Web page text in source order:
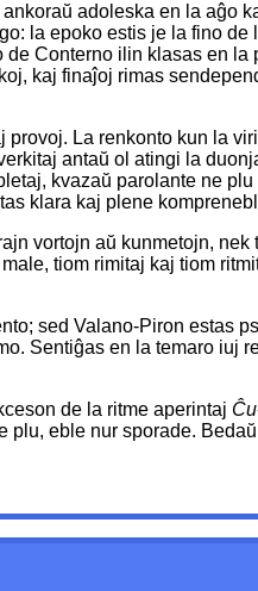
adoleska en la aĝo
la epoko estis je la fino
Conterno ilin klasas en
kaj finaĵoj rimas
La renkonto kun la
antaŭ ol atingi la
kvazaŭ parolante ne
klara kaj plene
vortojn aŭ kunmetojn,
tiom rimitaj kaj tiom
sed Valano-Piron estas
Sentiĝas en la temaro iuj
de la ritme aperintaj Ĉu
plu, eble nur sporade.